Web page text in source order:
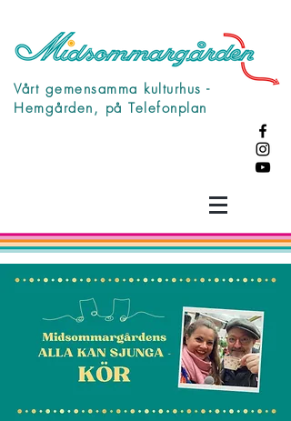
Vårt gemensamma kulturhus -
Hemgården, på Telefonplan